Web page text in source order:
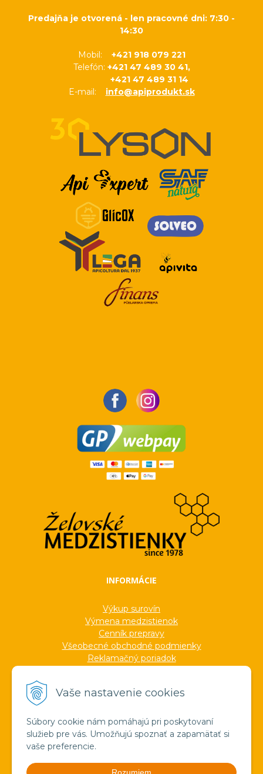
Vaše nastavenie cookies
Súbory cookie nám pomáhajú pri poskytovaní
služieb pre vás. Umožňujú spoznať a zapamätať si
vaše preferencie.
Predajňa je otvorená - len pracovné dni: 7:30 -
14:30
Mobil: +421 918 079 221
Telefón: +421 47 489 30 41,
+421 47 489 31 14
E-mail: info@apiprodukt.sk
INFORMÁCIE
Výkup surovín
Výmena medzistienok
Cenník prepravy
Všeobecné obchodné podmienky
Reklamačný poriadok
Formuláre
Ocenenia
Veľkoobchod
Verejné obstarávanie
Pravda o medzistienkach a vosku